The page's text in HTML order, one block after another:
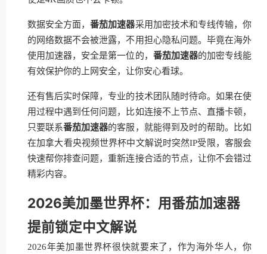
数据安全方面，番茄加速器采用加密技术和专线传输，你
的网络数据不会被泄露，不用担心隐私问题。毕竟在海外
使用加速器，安全是第一位的， 番茄加速器的加密专线能
有效保护你的上网安全，让你安心看球。
还有售后实时保障，专业的技术团队随时待命。如果在使
用过程中遇到任何问题，比如连接不上节点、直播卡顿，
只要联系番茄加速器的客服，就能得到及时的帮助。比如
在加拿大看央视频世界杯中文解说时突然IP受限，客服会
快速帮你排查问题，重新连接合适的节点，让你不会错过
精彩内容。
2026美加墨世界杯：用番茄加速器
提前锁定中文解说
2026年美加墨世界杯很快就要来了，作为海外华人，你